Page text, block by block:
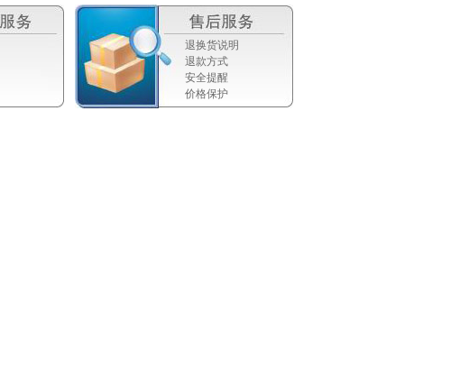
退换货说明
退款方式
安全提醒
价格保护